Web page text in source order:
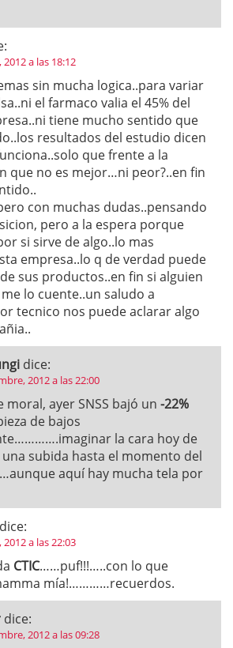
a las 18:12
sin mucha logica..para variar
el farmaco valia el 45% del
tiene mucho sentido que
resultados del estudio dicen
que frente a la
que no es mejor…ni peor?..en fin
con muchas dudas..pensando
pero a la espera porque
si sirve de algo..lo mas
empresa..lo q de verdad puede
sus productos..en fin si alguien
lo cuente..un saludo a
tecnico nos puede aclarar algo
dice:
2012 a las 22:00
moral, ayer SNSS bajó un -22%
de bajos
la cara hoy de
subida hasta el momento del
aquí hay mucha tela por
dice:
a las 22:03
CTIC……puf!!!…..con lo que
mía!…………recuerdos.
dice:
2012 a las 09:28